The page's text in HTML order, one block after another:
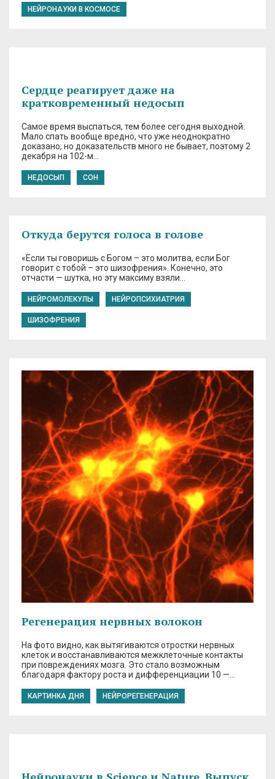
НЕЙРОНАУКИ В КОСМОСЕ
Сердце реагирует даже на
кратковременный недосып
Самое время выспаться, тем более сегодня выходной.
Мало спать вообще вредно, что уже неоднократно
доказано, но доказательств много не бывает, поэтому 2
декабря на 102-м…
НЕДОСЫП СОН
Откуда берутся голоса в голове
«Если ты говоришь с Богом – это молитва, если Бог
говорит с тобой – это шизофрения». Конечно, это
отчасти — шутка, но эту максиму взяли…
НЕЙРОМОЛЕКУЛЫ НЕЙРОПСИХИАТРИЯ
ШИЗОФРЕНИЯ
Регенерация нервных волокон
На фото видно, как вытягиваются отростки нервных
клеток и восстанавливаются межклеточные контакты
при повреждениях мозга. Это стало возможным
благодаря фактору роста и дифференциации 10 —…
КАРТИНКА ДНЯ НЕЙРОРЕГЕНЕРАЦИЯ